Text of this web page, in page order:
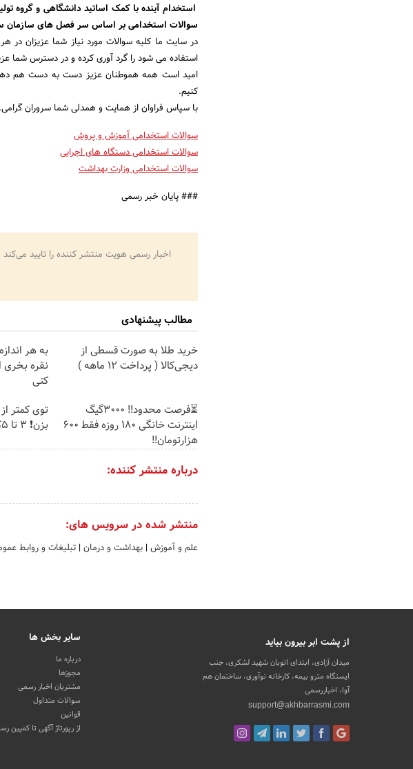
استخدام آینده با کمک اساتید دانشگاهی و گروه
سوالات استخدامی بر اساس سر فصل های سازمان
در سایت ما کلیه سوالات مورد نیاز شما عزیزان
استفاده می شود را گرد آوری کرده و در دسترس شما
امید است همه هموطنان عزیز دست به دست هم
کنیم.
با سپاس فراوان از همایت و همدلی شما سروران گرامی.
سوالات استخدامی آموزش و پروش
سوالات استخدامی دستگاه های اجرایی
سوالات استخدامی وزارت بهداشت
### پایان خبر رسمی
اخبار رسمی هویت منتشر کننده را تایید
مطالب پیشنهادی
خرید طلا به صورت قسطی از
دیجی‌کالا ( پرداخت 12 ماهه )
به هر
نقره
کنی
⏳فرصت محدود!! 3000گیگ
اینترنت خانگی 180 روزه فقط 600
هزارتومان!!
بزن❗ 3 تا 5کیلو در ماه😍
درباره منتشر کننده:
منتشر شده در سرویس های:
علم و آموزش | بهداشت و درمان | تبلیغات و روابط
از پشت ابر بیرون بیاید
میدان آزادی، ابتدای اتوبان شهید لشکری، جنب
ایستگاه مترو بیمه، کارخانه نوآوری، ساختمان هم
آوا، اخباررسمی
support@akhbarrasmi.com
سایر بخش ها
درباره ما
مجوزها
مشتریان اخبار رسمی
سوالات متداول
قوانین
از رپورتاژ آگهی تا کمپین